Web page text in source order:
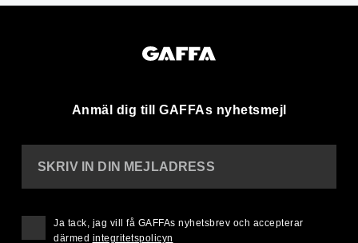
Anmäl dig till GAFFAs nyhetsmejl
SKRIV IN DIN MEJLADRESS
Ja tack, jag vill få GAFFAs nyhetsbrev och accepterar
därmed integritetspolicyn